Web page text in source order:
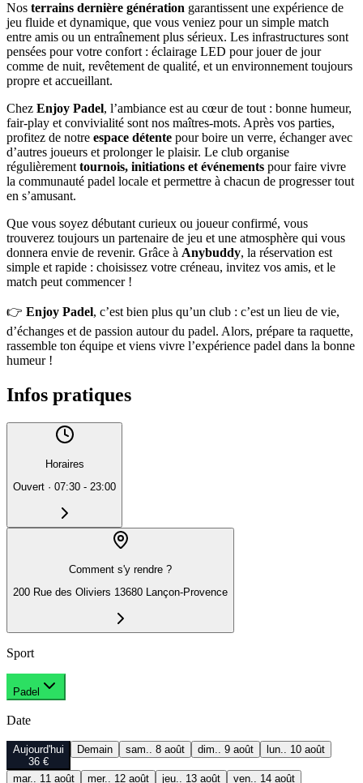
Nos terrains dernière génération garantissent une expérience de
jeu fluide et dynamique, que vous veniez pour un simple match
entre amis ou un entraînement plus sérieux. Les infrastructures sont
pensées pour votre confort : éclairage LED pour jouer de jour
comme de nuit, revêtement de qualité, et un environnement toujours
propre et accueillant.
Chez Enjoy Padel, l’ambiance est au cœur de tout : bonne humeur,
fair-play et convivialité sont nos maîtres-mots. Après vos parties,
profitez de notre espace détente pour boire un verre, échanger avec
d’autres joueurs et prolonger le plaisir. Le club organise
régulièrementtournois, initiations et événements pour faire vivre
la communauté padel locale et permettre à chacun de progresser tout
en s’amusant.
Que vous soyez débutant curieux ou joueur confirmé, vous
trouverez toujours un partenaire de jeu et une atmosphère qui vous
donnera envie de revenir. Grâce à Anybuddy, la réservation est
simple et rapide : choisissez votre créneau, invitez vos amis, et le
match peut commencer !
👉 Enjoy Padel, c’est bien plus qu’un club : c’est un lieu de vie,
d’échanges et de passion autour du padel. Alors, prépare ta raquette,
rassemble ton équipe et viens vivre l’expérience padel dans la bonne
humeur !
Infos pratiques
Horaires
Ouvert · 07:30 - 23:00
Comment s'y rendre ?
200 Rue des Oliviers 13680 Lançon-Provence
Sport
Padel
Date
Aujourd'hui
36 €
Demain sam.. 8 août dim.. 9 août lun.. 10 août
mar.. 11 août mer.. 12 août jeu.. 13 août ven.. 14 août